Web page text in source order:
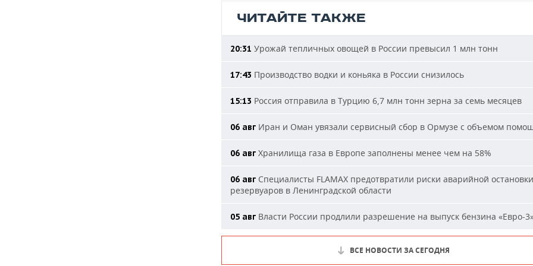
ЧИТАЙТЕ ТАКЖЕ
20:31 Урожай тепличных овощей в России превысил 1 млн тонн
17:43 Производство водки и коньяка в России снизилось
15:13 Россия отправила в Турцию 6,7 млн тонн зерна за семь месяцев
06 авг Иран и Оман увязали сервисный сбор в Ормузе с объемом
06 авг Хранилища газа в Европе заполнены менее чем на 58%
06 авг Специалисты FLAMAX предотвратили риски аварийной остановки
резервуаров в Ленинградской области
05 авг Власти России продлили разрешение на выпуск бензина «Евро-
ВСЕ НОВОСТИ ЗА СЕГОДНЯ